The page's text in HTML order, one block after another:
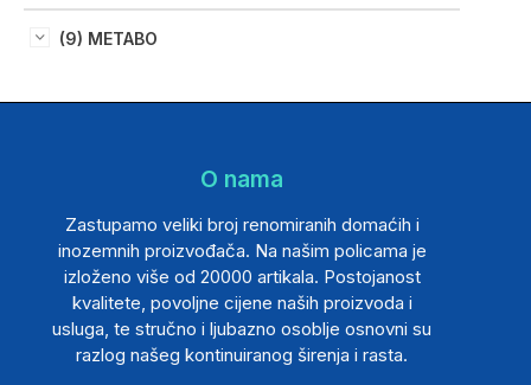
(9) METABO
O nama
Zastupamo veliki broj renomiranih domaćih i
inozemnih proizvođača. Na našim policama je
izloženo više od 20000 artikala. Postojanost
kvalitete, povoljne cijene naših proizvoda i
usluga, te stručno i ljubazno osoblje osnovni su
razlog našeg kontinuiranog širenja i rasta.